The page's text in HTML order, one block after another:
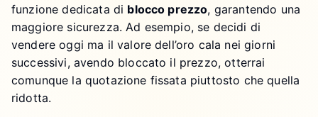
funzione dedicata di blocco prezzo, garantendo una
maggiore sicurezza. Ad esempio, se decidi di
vendere oggi ma il valore dell’oro cala nei giorni
successivi, avendo bloccato il prezzo, otterrai
comunque la quotazione fissata piuttosto che quella
ridotta.